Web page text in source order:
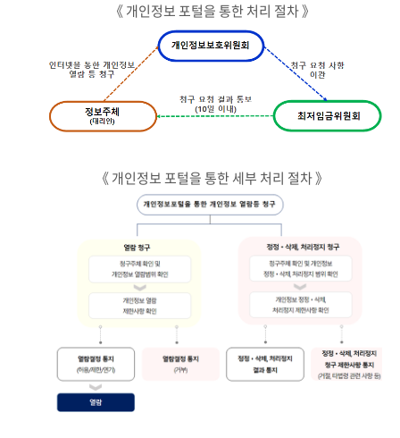
《 개인정보 포털을 통한 처리 절차 》
《 개인정보 포털을 통한 세부 처리 절차 》